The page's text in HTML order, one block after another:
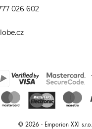
026 602
© 2026 - Emporion XXI s.r.o.